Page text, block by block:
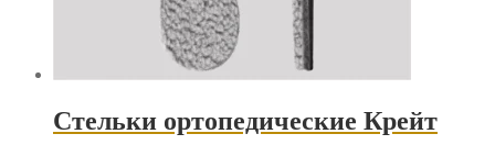
Стельки ортопедические Крейт